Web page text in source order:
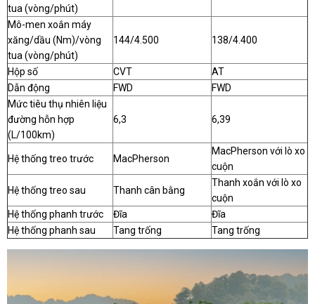
tua (vòng/phút)
Mô-men xoắn máy
xăng/dầu (Nm)/vòng
tua (vòng/phút)
144/4.500 138/4.400
Hộp số CVT
AT
Dẫn động
FWD
FWD
Mức tiêu thụ nhiên liệu
đường hỗn hợp
(L/100km)
6,3 6,39
Hệ thống treo trước MacPherson
MacPherson với lò xo
cuộn
Hệ thống treo sau Thanh cân bằng
Thanh xoắn với lò xo
cuộn
Hệ thống phanh trước
Đĩa
Đĩa
Hệ thống phanh sau
Tang trống Tang trống